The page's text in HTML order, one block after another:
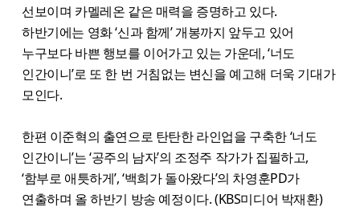
선보이며 카멜레온 같은 매력을 증명하고 있다.
하반기에는 영화 ‘신과 함께’ 개봉까지 앞두고 있어
누구보다 바쁜 행보를 이어가고 있는 가운데, ‘너도
인간이니’로 또 한 번 거침없는 변신을 예고해 더욱 기대가
모인다.
한편 이준혁의 출연으로 탄탄한 라인업을 구축한 ‘너도
인간이니’는 ‘공주의 남자’의 조정주 작가가 집필하고,
‘함부로 애틋하게’, ‘백희가 돌아왔다’의 차영훈PD가
연출하며 올 하반기 방송 예정이다. (KBS미디어 박재환)